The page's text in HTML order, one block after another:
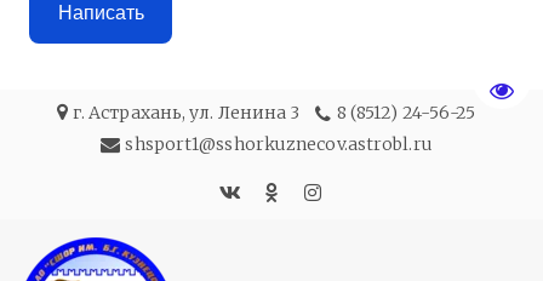
Написать
г. Астрахань,ул. Ленина 3
8 (8512) 24-56-25
shsport1@sshorkuznecov.astrobl.ru